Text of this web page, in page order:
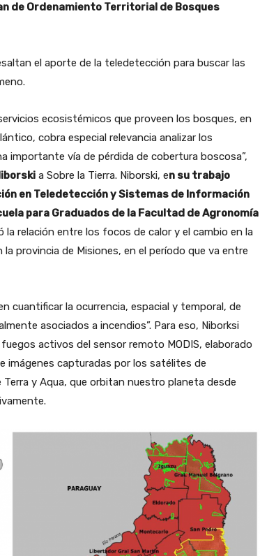
de Ordenamiento Territorial de Bosques
el aporte de la teledetección para buscar las
ecosistémicos que proveen los bosques, en
cobra especial relevancia analizar los
importante vía de pérdida de cobertura boscosa”,
a Sobre la Tierra. Niborski, en su trabajo
en Teledetección y Sistemas de Información
para Graduados de la Facultad de Agronomía
la relación entre los focos de calor y el cambio en la
provincia de Misiones, en el período que va entre
cuantificar la ocurrencia, espacial y temporal, de
asociados a incendios”. Para eso, Niborksi
activos del sensor remoto MODIS, elaborado
imágenes capturadas por los satélites de
y Aqua, que orbitan nuestro planeta desde